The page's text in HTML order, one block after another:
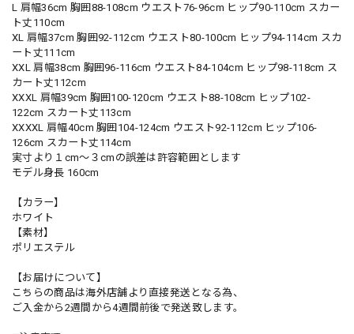
L 肩幅36cm 胸囲88-108cm ウエスト76-96cm ヒップ90-110cm スカー
ト丈110cm
XL 肩幅37cm 胸囲92-112cm ウエスト80-100cm ヒップ94-114cm スカ
ート丈111cm
XXL 肩幅38cm 胸囲96-116cm ウエスト84-104cm ヒップ98-118cm ス
カート丈112cm
XXXL 肩幅39cm 胸囲100-120cm ウエスト88-108cm ヒップ102-
122cm スカート丈113cm
XXXXL 肩幅40cm 胸囲104-124cm ウエスト92-112cm ヒップ106-
126cm スカート丈114cm
実寸より１cm〜３cmの誤差は許容範囲とします
モデル身長 160cm
【カラー】
ホワイト
【素材】
ポリエステル
【お届けについて】
こちらの商品は海外店舗より直接発送となる為、
ご入金から2週間から4週間前後で発送致します。